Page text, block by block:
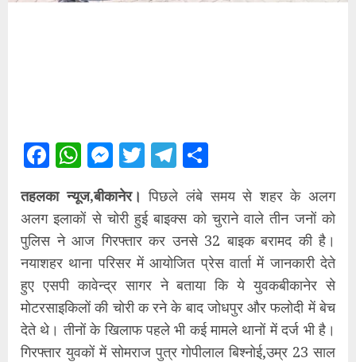
Facebook
WhatsApp
Messenger
TwitterTelegram
तहलका न्यूज,बीकानेर। पिछले लंबे समय से शहर के अलग
अलग इलाकों से चोरी हुई बाइक्स को चुराने वाले तीन जनों को
पुलिस ने आज गिरफ्तार कर उनसे 32 बाइक बरामद की है।
नयाशहर थाना परिसर में आयोजित प्रेस वार्ता में जानकारी देते
हुए एसपी कावेन्द्र सागर ने बताया कि ये युवकबीकानेर से
मोटरसाइकिलों की चोरी क रने के बाद जोधपुर और फलोदी में बेच
देते थे। तीनों के खिलाफ पहले भी कई मामले थानों में दर्ज भी है।
गिरफ्तार युवकों में सोमराज पुत्र गोपीलाल बिश्नोई,उम्र 23 साल